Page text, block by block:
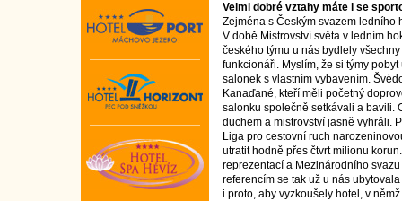
Velmi dobré vztahy máte i se
Zejména s Českým svazem ledního
V době Mistrovství světa v ledním
českého týmu u nás bydlely
funkcionáři. Myslím, že si týmy
salonek s vlastním vybavením.
Kanaďané, kteří měli početný
salonku společně setkávali a bavili.
duchem a mistrovství jasně vyhráli.
Liga pro cestovní ruch
utratit hodně přes čtvrt milionu
reprezentací a Mezinárodního
referencím se tak už u nás
i proto, aby vyzkoušely hotel, v